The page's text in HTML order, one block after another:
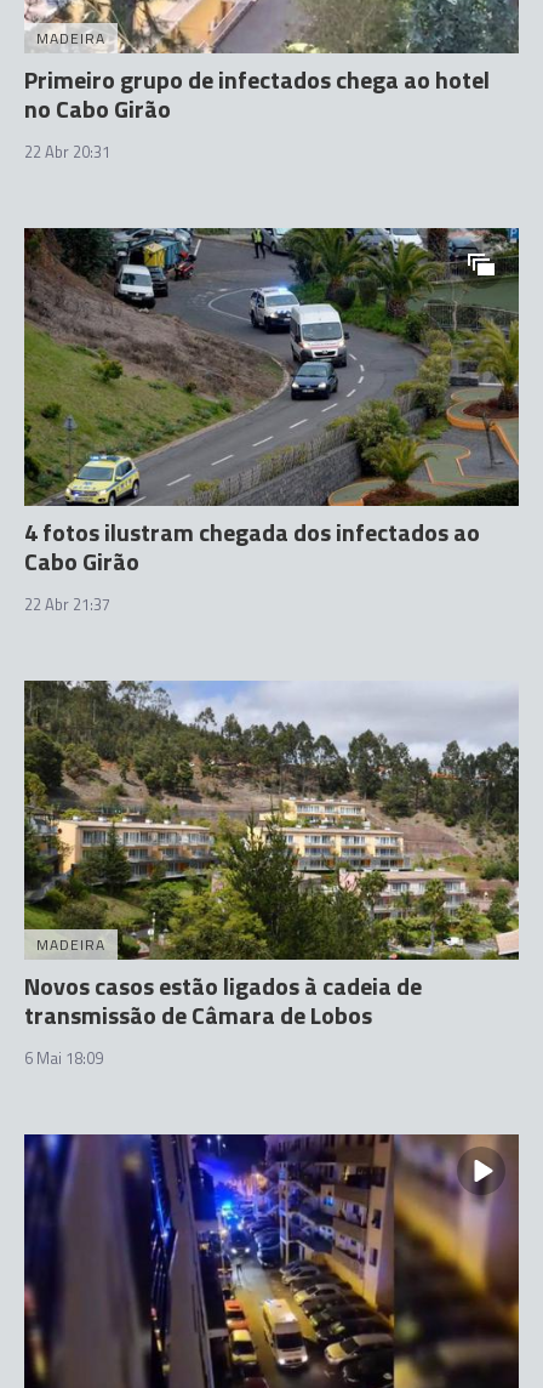
MADEIRA
Primeiro grupo de infectados chega ao hotel
no Cabo Girão
22 Abr 20:31
4 fotos ilustram chegada dos infectados ao
Cabo Girão
22 Abr 21:37
MADEIRA
Novos casos estão ligados à cadeia de
transmissão de Câmara de Lobos
6 Mai 18:09